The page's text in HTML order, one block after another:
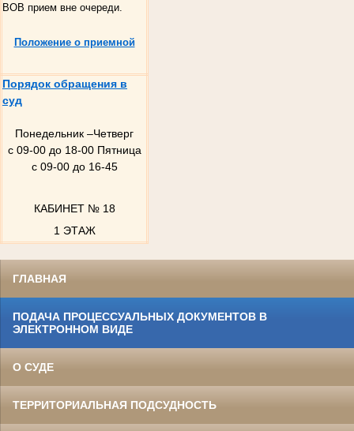
ВОВ прием вне очереди.
Положение о приемной
Порядок обращения в
суд
Понедельник –Четверг
с 09-00 до 18-00 Пятница
с 09-00 до 16-45
КАБИНЕТ № 18
1 ЭТАЖ
ГЛАВНАЯ
ПОДАЧА ПРОЦЕССУАЛЬНЫХ ДОКУМЕНТОВ В
ЭЛЕКТРОННОМ ВИДЕ
О СУДЕ
ТЕРРИТОРИАЛЬНАЯ ПОДСУДНОСТЬ